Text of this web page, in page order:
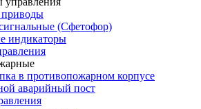
(Сфетофор)
индикаторы
в противопожарном корпусе
аварийный пост